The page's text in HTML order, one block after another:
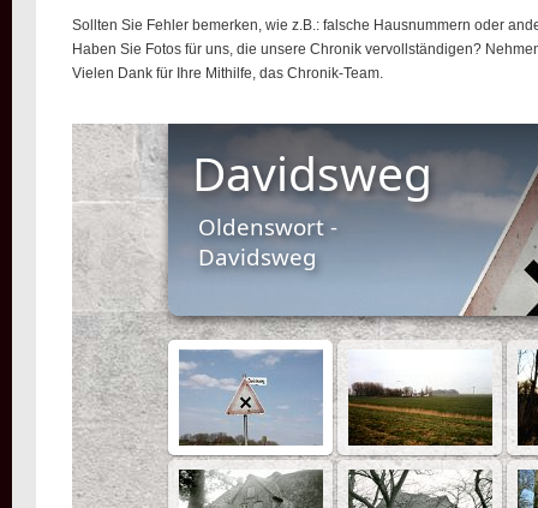
Sollten Sie Fehler bemerken, wie z.B.: falsche Hausnummern oder
Haben Sie Fotos für uns, die unsere Chronik vervollständigen?
Vielen Dank für Ihre Mithilfe, das Chronik-Team.